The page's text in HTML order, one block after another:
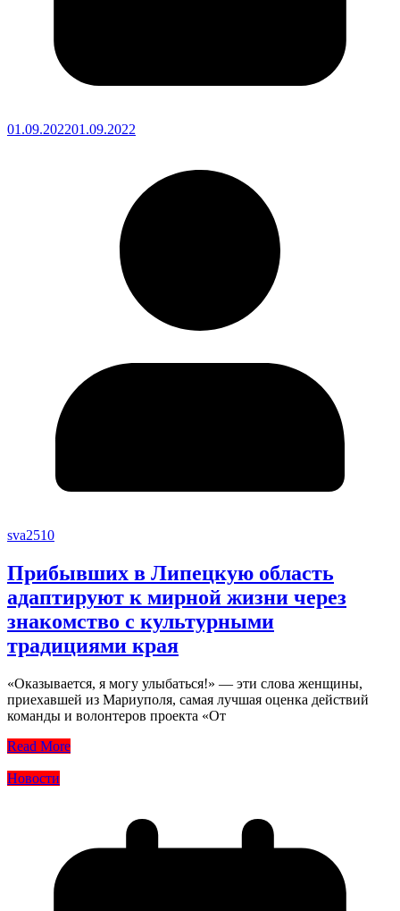
01.09.202201.09.2022
sva2510
Прибывших в Липецкую область​
адаптируют​ к мирной жизни​ через
знакомство с культурными
традициями края
«Оказывается, я могу​ улыбаться!» —​ эти слова​ женщины,
приехавшей из Мариуполя,​ самая лучшая оценка действий
команды и волонтеров проекта «От
Read More
Новости